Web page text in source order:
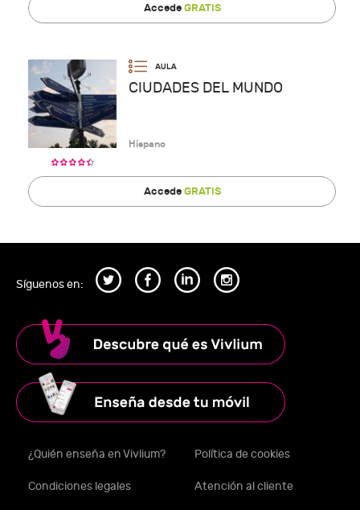
AccedeGRATIS
CIUDADES DEL MUNDO
Hispano
AccedeGRATIS
Síguenos en:
¿Quién enseña en Vivlium? Política de cookies
Condiciones legales Atención al cliente